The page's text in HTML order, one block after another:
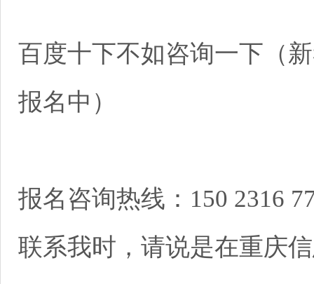
百度十下不如咨询一下（
报名中）
报名咨询热线：150 2316
联系我时，请说是在重庆